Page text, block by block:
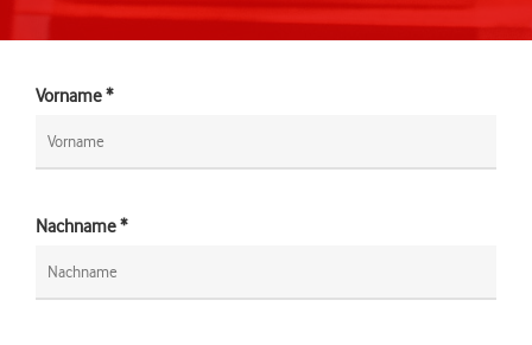
Vorname *
Nachname *